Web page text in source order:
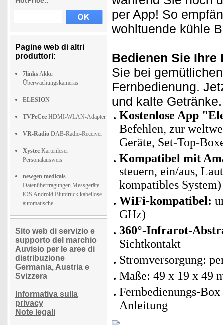
Pagine web di altri
produttori:
7linksAkku
Überwachungskameras
ELESION
TVPeCee HDMI-WLAN-Adapter
VR-Radio DAB-Radio-Receiver
Xystec Kartenleser
Personalausweis
newgen medicals
Datenübertragungen Messgeräte
iOS Android Blutdruck kabellose
automatische
Sito web di servizio e
supporto del marchio
Auvisio per le aree di
distribuzione
Germania, Austria e
Svizzera
Informativa sulla
privacy
Note legali
per App! So
wohltuende kühle
Bedienen Sie Ihre
Sie bei
Fernbedienung.
und kalte Getränke.
Kostenlose App
Befehlen, zur
Geräte, Set-Top-
Kompatibel mit
steuern, ein/aus,
kompatibles System)
WiFi-kompatibel:
GHz)
360°-Infrarot-
Sichtkontakt
Stromversorgung:
Maße: 49 x 19 x 49
Fernbedienungs-
Anleitung